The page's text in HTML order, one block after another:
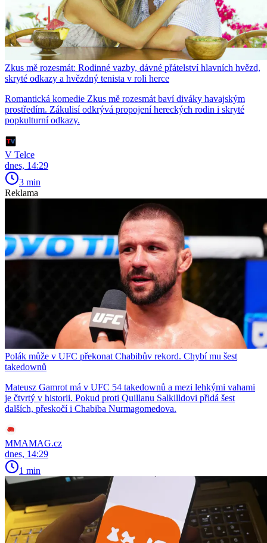
Zkus mě rozesmát: Rodinné vazby, dávné přátelství hlavních hvězd,
skryté odkazy a hvězdný tenista v roli herce
Romantická komedie Zkus mě rozesmát baví diváky havajským
prostředím. Zákulisí odkrývá propojení hereckých rodin i skryté
popkulturní odkazy.
V Telce
dnes, 14:29
3 min
Reklama
Polák může v UFC překonat Chabibův rekord. Chybí mu šest
takedownů
Mateusz Gamrot má v UFC 54 takedownů a mezi lehkými vahami
je čtvrtý v historii. Pokud proti Quillanu Salkilldovi přidá šest
dalších, přeskočí i Chabiba Nurmagomedova.
MMAMAG.cz
dnes, 14:29
1 min